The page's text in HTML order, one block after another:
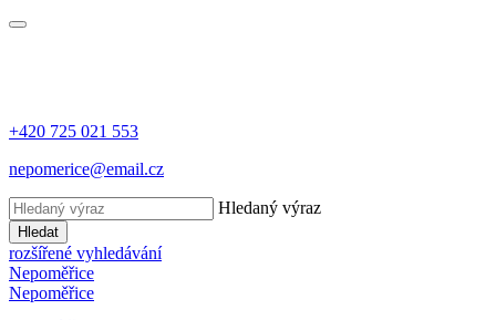
+420 725 021 553
nepomerice@email.cz
Hledaný výraz
Hledat
rozšířené vyhledávání
Nepoměřice
Nepoměřice